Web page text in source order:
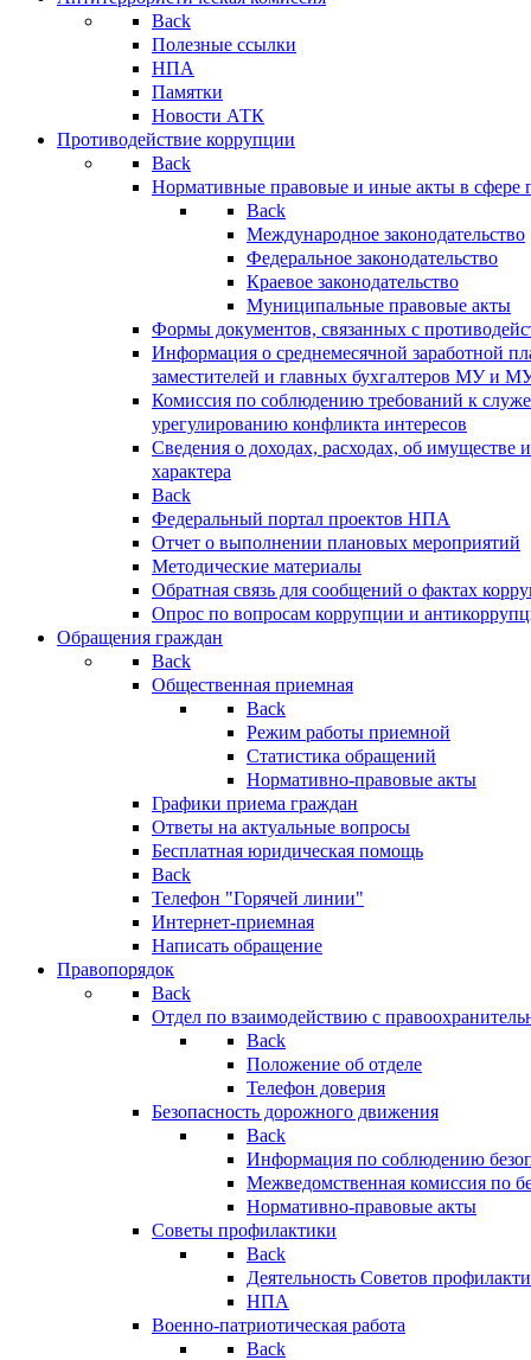
Back
Полезные ссылки
НПА
Памятки
Новости АТК
Противодействие коррупции
Back
Нормативные правовые и иные акты в сфере
Back
Международное законодательство
Федеральное законодательство
Краевое законодательство
Муниципальные правовые акты
Формы документов, связанных с
Информация о среднемесячной заработной
заместителей и главных бухгалтеров МУ и
Комиссия по соблюдению требований к
урегулированию конфликта интересов
Сведения о доходах, расходах, об имуществе
характера
Back
Федеральный портал проектов НПА
Отчет о выполнении плановых мероприятий
Методические материалы
Обратная связь для сообщений о фактах
Опрос по вопросам коррупции и
Обращения граждан
Back
Общественная приемная
Back
Режим работы приемной
Статистика обращений
Нормативно-правовые акты
Графики приема граждан
Ответы на актуальные вопросы
Бесплатная юридическая помощь
Back
Телефон "Горячей линии"
Интернет-приемная
Написать обращение
Правопорядок
Back
Отдел по взаимодействию с
Back
Положение об отделе
Телефон доверия
Безопасность дорожного движения
Back
Информация по соблюдению
Межведомственная комиссия по
Нормативно-правовые акты
Советы профилактики
Back
Деятельность Советов
НПА
Военно-патриотическая работа
Back